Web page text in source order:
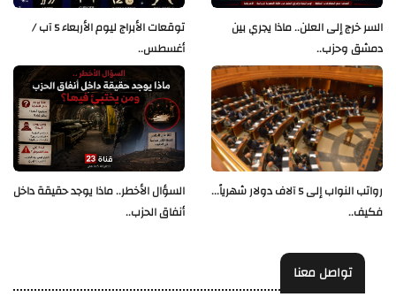
توقعات الأبراج ليوم الأربعاء 5 آب /
أغسطس..
السر خرج إلى العلن.. ماذا يجري بين
دمشق وحزب..
السؤال الأخطر.. ماذا يوجد حقيقة داخل
أنفاق الحزب..
رواتب النواب إلى 5 آلاف دولار شهرياً...
فكيف..
تواصل معنا